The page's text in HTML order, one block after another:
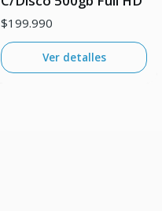
$199.990
Ver detalles